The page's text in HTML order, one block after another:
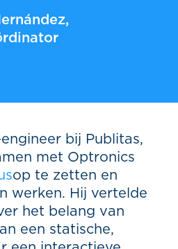
bij Publitas,
met Optronics
op te zetten en
werken. Hij vertelde
het belang van
een statische,